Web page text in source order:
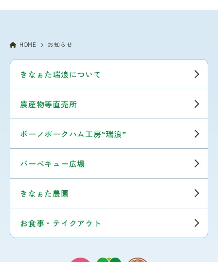
HOME お知らせ
きなぁた瑞浪について
農産物等直売所
ボーノポークハム工房“瑞浪”
バーベキュー広場
きなぁた農園
お食事・テイクアウト